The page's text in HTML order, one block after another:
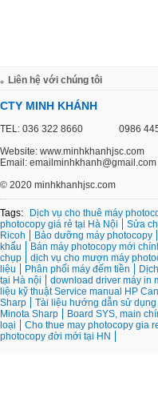
Liên hệ với chúng tôi
CTY MINH KHÁNH
TEL: 036 322 8660 0986
Website: www.minhkhanhjsc.com
Email: emailminhkhanh@gmail.com
© 2020 minhkhanhjsc.com
Tags: Dịch vụ cho thuê máy
photocopy giá rẻ tại Hà Nội
Sửa
Ricoh
Bảo dưỡng máy photocopy
khẩu
Bán máy photocopy mới
chụp
dịch vụ cho mượn máy
liệu
Phân phối máy đếm tiền
tại Hà nội
download driver máy in
liệu kỹ thuật Service manual HP
Sharp
Tài liệu hướng dẫn sử
Minota Sharp
Board SYS, main
loại
Cho thue may photocopy gia
photocopy đời mới tại HN